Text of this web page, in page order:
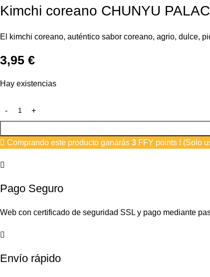
Kimchi coreano CHUNYU
El kimchi coreano, auténtico sabor coreano, agrio, dulce,
3,95 €
Hay existencias
Comprando este producto ganarás 3 FFY points ! (Solo
Pago Seguro
Web con certificado de seguridad SSL y pago mediante
Envío rápido